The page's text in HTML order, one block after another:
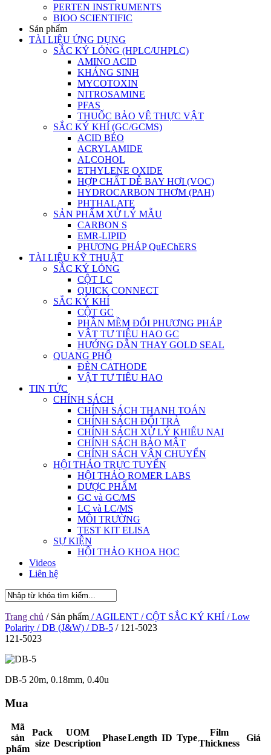
PERTEN INSTRUMENTS
BIOO SCIENTIFIC
Sản phẩm
TÀI LIỆU ỨNG DỤNG
SẮC KÝ LỎNG (HPLC/UHPLC)
AMINO ACID
KHÁNG SINH
MYCOTOXIN
NITROSAMINE
PFAS
THUỐC BẢO VỆ THỰC VẬT
SẮC KÝ KHÍ (GC/GCMS)
ACID BÉO
ACRYLAMIDE
ALCOHOL
ETHYLENE OXIDE
HỢP CHẤT DỄ BAY HƠI (VOC)
HYDROCARBON THƠM (PAH)
PHTHALATE
SẢN PHẨM XỬ LÝ MẪU
CARBON S
EMR-LIPID
PHƯƠNG PHÁP QuEChERS
TÀI LIỆU KỸ THUẬT
SẮC KÝ LỎNG
CỘT LC
QUICK CONNECT
SẮC KÝ KHÍ
CỘT GC
PHẦN MỀM ĐỔI PHƯƠNG PHÁP
VẬT TƯ TIÊU HAO GC
HƯỚNG DẪN THAY GOLD SEAL
QUANG PHỔ
ĐÈN CATHODE
VẬT TƯ TIÊU HAO
TIN TỨC
CHÍNH SÁCH
CHÍNH SÁCH THANH TOÁN
CHÍNH SÁCH ĐỔI TRẢ
CHÍNH SÁCH XỬ LÝ KHIẾU NẠI
CHÍNH SÁCH BẢO MẬT
CHÍNH SÁCH VẬN CHUYỂN
HỘI THẢO TRỰC TUYẾN
HỘI THẢO ROMER LABS
DƯỢC PHẨM
GC và GC/MS
LC và LC/MS
MÔI TRƯỜNG
TEST KIT ELISA
SỰ KIỆN
HỘI THẢO KHOA HỌC
Videos
Liên hệ
Trang chủ / Sản phẩm / AGILENT / CỘT SẮC KÝ KHÍ / Low
Polarity / DB (J&W) / DB-5 / 121-5023
121-5023
DB-5 20m, 0.18mm, 0.40u
Mua
Mã
sản
phẩm
Pack
size
UOM
Description
PhaseLength ID Type
Film
Thickness
Giá